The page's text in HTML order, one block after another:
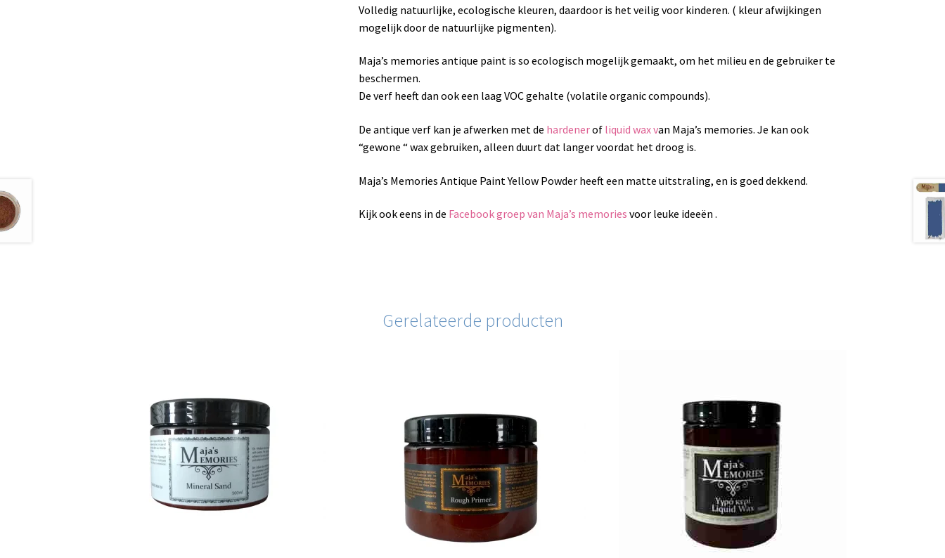
Volledig natuurlijke, ecologische kleuren, daardoor is het veilig voor kinderen. ( kleur afwijkingen
mogelijk door de natuurlijke pigmenten).
Maja’s memories antique paint is so ecologisch mogelijk gemaakt, om het milieu en de gebruiker te
beschermen.
De verf heeft dan ook een laag VOC gehalte (volatile organic compounds).
De antique verf kan je afwerken met de hardenerof liquid wax van Maja’s memories. Je kan ook
“gewone “ wax gebruiken, alleen duurt dat langer voordat het droog is.
Maja’s Memories Antique Paint Yellow Powder heeft een matte uitstraling, en is goed dekkend.
Kijk ook eens in de Facebook groep van Maja’s memories voor leuke ideeën .
Gerelateerde producten